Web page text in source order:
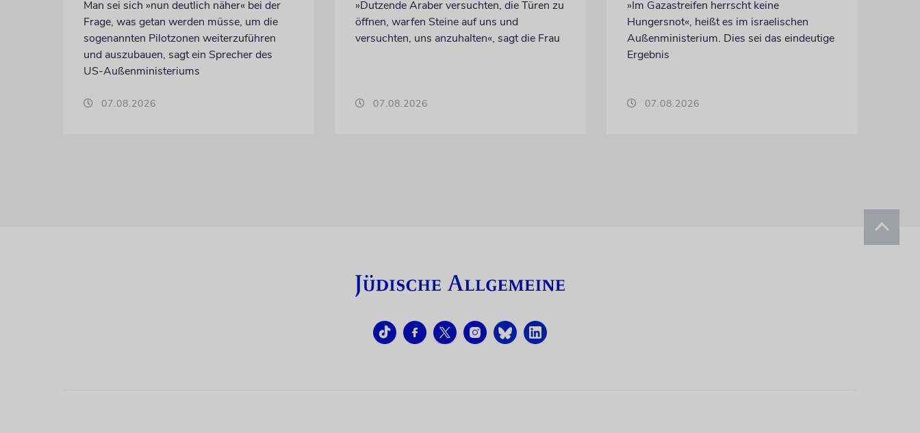
Man sei sich »nun deutlich näher« bei der
Frage, was getan werden müsse, um die
sogenannten Pilotzonen weiterzuführen
und auszubauen, sagt ein Sprecher des
US-Außenministeriums
07.08.2026
»Dutzende Araber versuchten, die Türen zu
öffnen, warfen Steine auf uns und
versuchten, uns anzuhalten«, sagt die Frau
07.08.2026
»Im Gazastreifen herrscht keine
Hungersnot«, heißt es im israelischen
Außenministerium. Dies sei das eindeutige
Ergebnis
07.08.2026